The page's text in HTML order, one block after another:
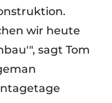
wir heute
sagt Tom